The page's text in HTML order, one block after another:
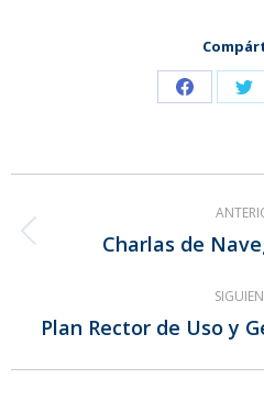
Share
Facebook
entre
Charlas de
Plan Rector de Uso y